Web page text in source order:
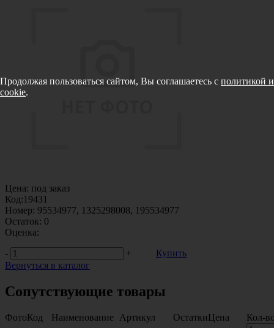
Цена: под заказ
Код:19431
Номер: 95534977, 1325298008, 195534977
Остаток: 0
Оценка:
-
+
Купить
Вернуться в каталог
Сопутствующие товары
ФотоКод Наименование Артикул ОстаткиЦена
Кол-
Продолжая пользоваться сайтом, Вы соглашаетесь с политикой
cookie.